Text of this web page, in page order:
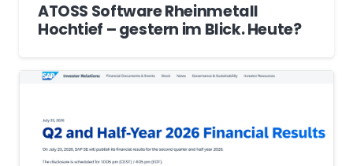
ATOSS Software Rheinmetall
Hochtief – gestern im Blick. Heute?